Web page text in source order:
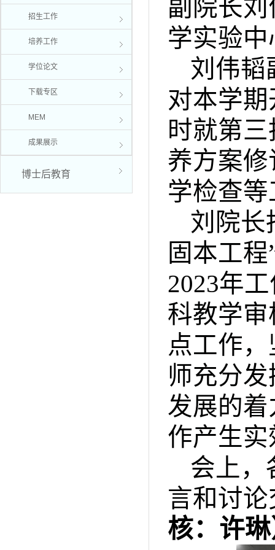
招生工作
培养工作
学位论文
下载专区
MEM
成果展示
博士后教育
副院长
学实验
刘伟韬
对本学
时就第
养方案
学检查
刘院长
固本工
2023年
科教学
点工作
师充分
发展的
作产生实
会上，
言和讨
核：许